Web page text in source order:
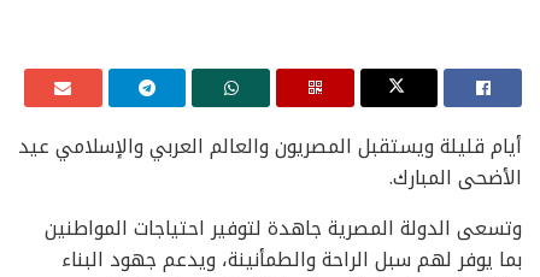
أيام قليلة ويستقبل المصريون والعالم العربي والإسلامي عيد
الأضحى المبارك.
وتسعى الدولة المصرية جاهدة لتوفير احتياجات المواطنين
بما يوفر لهم سبل الراحة والطمأنينة، ويدعم جهود البناء